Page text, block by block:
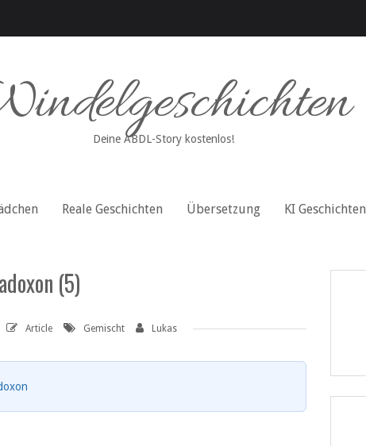
Deine ABDL-Story kostenlos!
Reale Geschichten Übersetzung KI Geschichten
(5)
Article Gemischt Lukas